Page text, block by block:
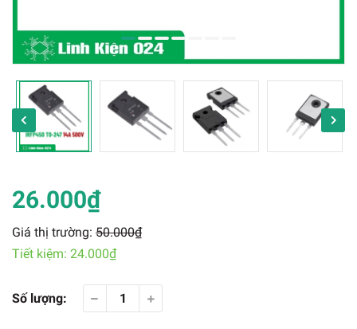
26.000₫
Giá thị trường: 50.000₫
Tiết kiệm: 24.000₫
Số lượng: